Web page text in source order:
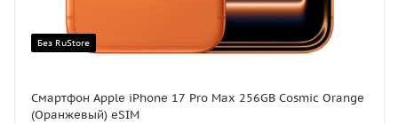
Без RuStore
Смартфон Apple iPhone 17 Pro Max 256GB Cosmic Orange
(Оранжевый) eSIM